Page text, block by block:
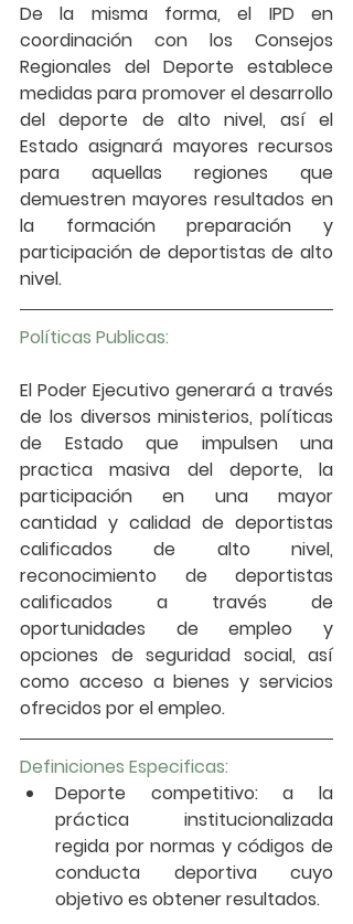
De la misma forma, el IPD en
coordinación con los Consejos
Regionales del Deporte establece
medidas para promover el desarrollo
del deporte de alto nivel, así el
Estado asignará mayores recursos
para aquellas regiones que
demuestren mayores resultados en
la formación preparación y
participación de deportistas de alto
nivel.
Políticas Publicas:
El Poder Ejecutivo generará a través
de los diversos ministerios, políticas
de Estado que impulsen una
practica masiva del deporte, la
participación en una mayor
cantidad y calidad de deportistas
calificados de alto nivel,
reconocimiento de deportistas
calificados a través de
oportunidades de empleo y
opciones de seguridad social, así
como acceso a bienes y servicios
ofrecidos por el empleo.
Definiciones Especificas:
Deporte competitivo: a la
práctica institucionalizada
regida por normas y códigos de
conducta deportiva cuyo
objetivo es obtener resultados.